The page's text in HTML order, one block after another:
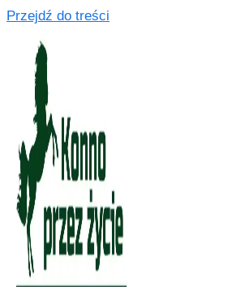
Przejdź do treści